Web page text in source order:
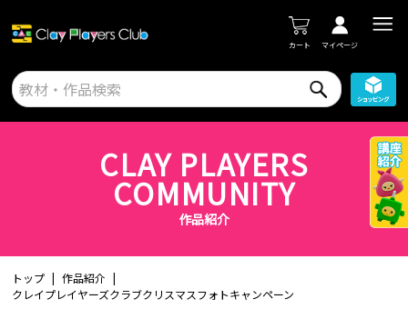
カート マイページ
CLAY PLAYERS
COMMUNITY
作品紹介
トップ
作品紹介
クレイプレイヤーズクラブクリスマスフォトキャンペーン